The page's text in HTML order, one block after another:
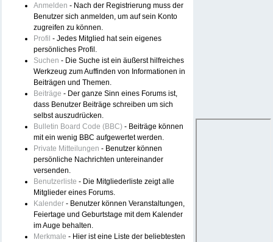
Anmelden - Nach der Registrierung muss der
Benutzer sich anmelden, um auf sein Konto
zugreifen zu können.
Profil - Jedes Mitglied hat sein eigenes
persönliches Profil.
Suchen - Die Suche ist ein äußerst hilfreiches
Werkzeug zum Auffinden von Informationen in
Beiträgen und Themen.
Beiträge - Der ganze Sinn eines Forums ist,
dass Benutzer Beiträge schreiben um sich
selbst auszudrücken.
Bulletin Board Code (BBC) - Beiträge können
mit ein wenig BBC aufgewertet werden.
Private Mitteilungen - Benutzer können
persönliche Nachrichten untereinander
versenden.
Benutzerliste - Die Mitgliederliste zeigt alle
Mitglieder eines Forums.
Kalender - Benutzer können Veranstaltungen,
Feiertage und Geburtstage mit dem Kalender
im Auge behalten.
Merkmale - Hier ist eine Liste der beliebtesten